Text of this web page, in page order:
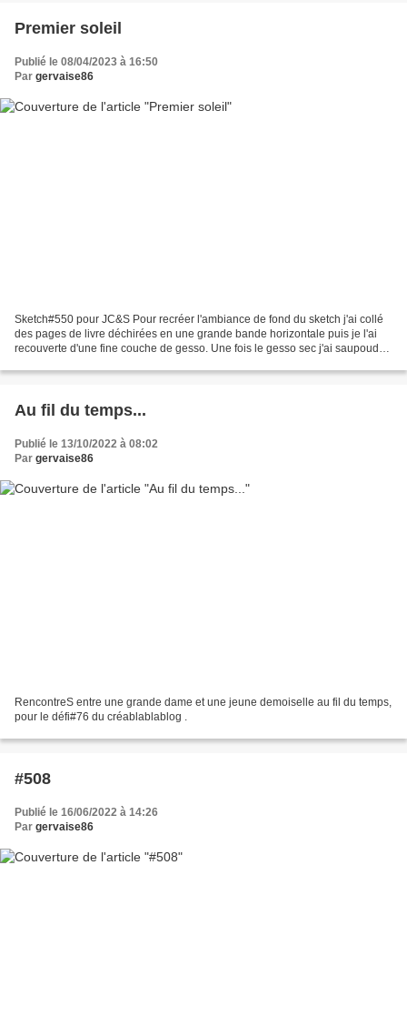
Premier soleil
Publié le 08/04/2023 à 16:50
Par gervaise86
Sketch#550 pour JC&S Pour recréer l'ambiance de fond du sketch j'ai collé
des pages de livre déchirées en une grande bande horizontale puis je l'ai
recouverte d'une fine couche de gesso. Une fois le gesso sec j'ai saupoudré
Au fil du temps...
Publié le 13/10/2022 à 08:02
Par gervaise86
RencontreS entre une grande dame et une jeune demoiselle au fil du temps,
pour le défi#76 du créablablablog .
#508
Publié le 16/06/2022 à 14:26
Par gervaise86